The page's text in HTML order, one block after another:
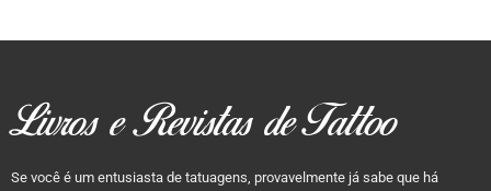
Livros e Revistas de Tattoo
Se você é um entusiasta de tatuagens, provavelmente já sabe que há